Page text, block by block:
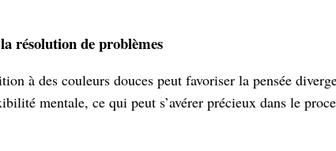
résolution de problèmes
à des couleurs douces peut favoriser la pensée
mentale, ce qui peut s’avérer précieux dans le